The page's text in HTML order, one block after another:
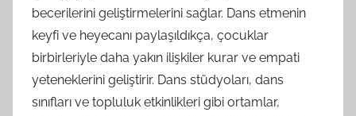
becerilerini geliştirmelerini sağlar. Dans etmenin
keyfi ve heyecanı paylaşıldıkça, çocuklar
birbirleriyle daha yakın ilişkiler kurar ve empati
yeteneklerini geliştirir. Dans stüdyoları, dans
sınıfları ve topluluk etkinlikleri gibi ortamlar,